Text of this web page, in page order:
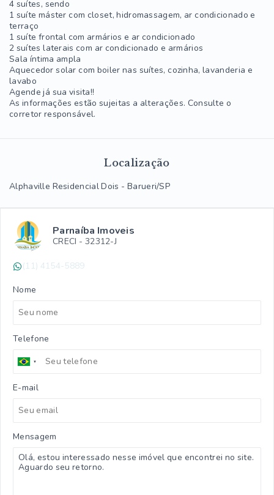
4 suítes, sendo
1 suíte máster com closet, hidromassagem, ar condicionado e
terraço
1 suíte frontal com armários e ar condicionado
2 suítes laterais com ar condicionado e armários
Sala íntima ampla
Aquecedor solar com boiler nas suítes, cozinha, lavanderia e
lavabo
Agende já sua visita!!
As informações estão sujeitas a alterações. Consulte o
corretor responsável.
Localização
Alphaville Residencial Dois - Barueri/SP
Parnaíba Imoveis
CRECI - 32312-J
(11) 4154-5889
Nome
Telefone
E-mail
Mensagem